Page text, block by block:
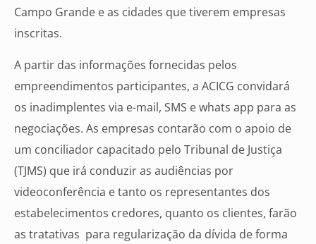
Campo Grande e as cidades que tiverem empresas
inscritas.
A partir das informações fornecidas pelos
empreendimentos participantes, a ACICG convidará
os inadimplentes via e-mail, SMS e whats app para as
negociações. As empresas contarão com o apoio de
um conciliador capacitado pelo Tribunal de Justiça
(TJMS) que irá conduzir as audiências por
videoconferência e tanto os representantes dos
estabelecimentos credores, quanto os clientes, farão
as tratativas para regularização da dívida de forma